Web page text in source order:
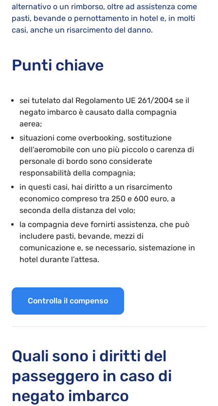
alternativo o un rimborso, oltre ad assistenza come
pasti, bevande o pernottamento in hotel e, in molti
casi, anche un risarcimento del danno.
Punti chiave
sei tutelato dal Regolamento UE 261/2004 se il
negato imbarco è causato dalla compagnia
aerea;
situazioni come overbooking, sostituzione
dell’aeromobile con uno più piccolo o carenza di
personale di bordo sono considerate
responsabilità della compagnia;
in questi casi, hai diritto a un risarcimento
economico compreso tra 250 e 600 euro, a
seconda della distanza del volo;
la compagnia deve fornirti assistenza, che può
includere pasti, bevande, mezzi di
comunicazione e, se necessario, sistemazione in
hotel durante l’attesa.
Controlla il compenso
Quali sono i diritti del
passeggero in caso di
negato imbarco